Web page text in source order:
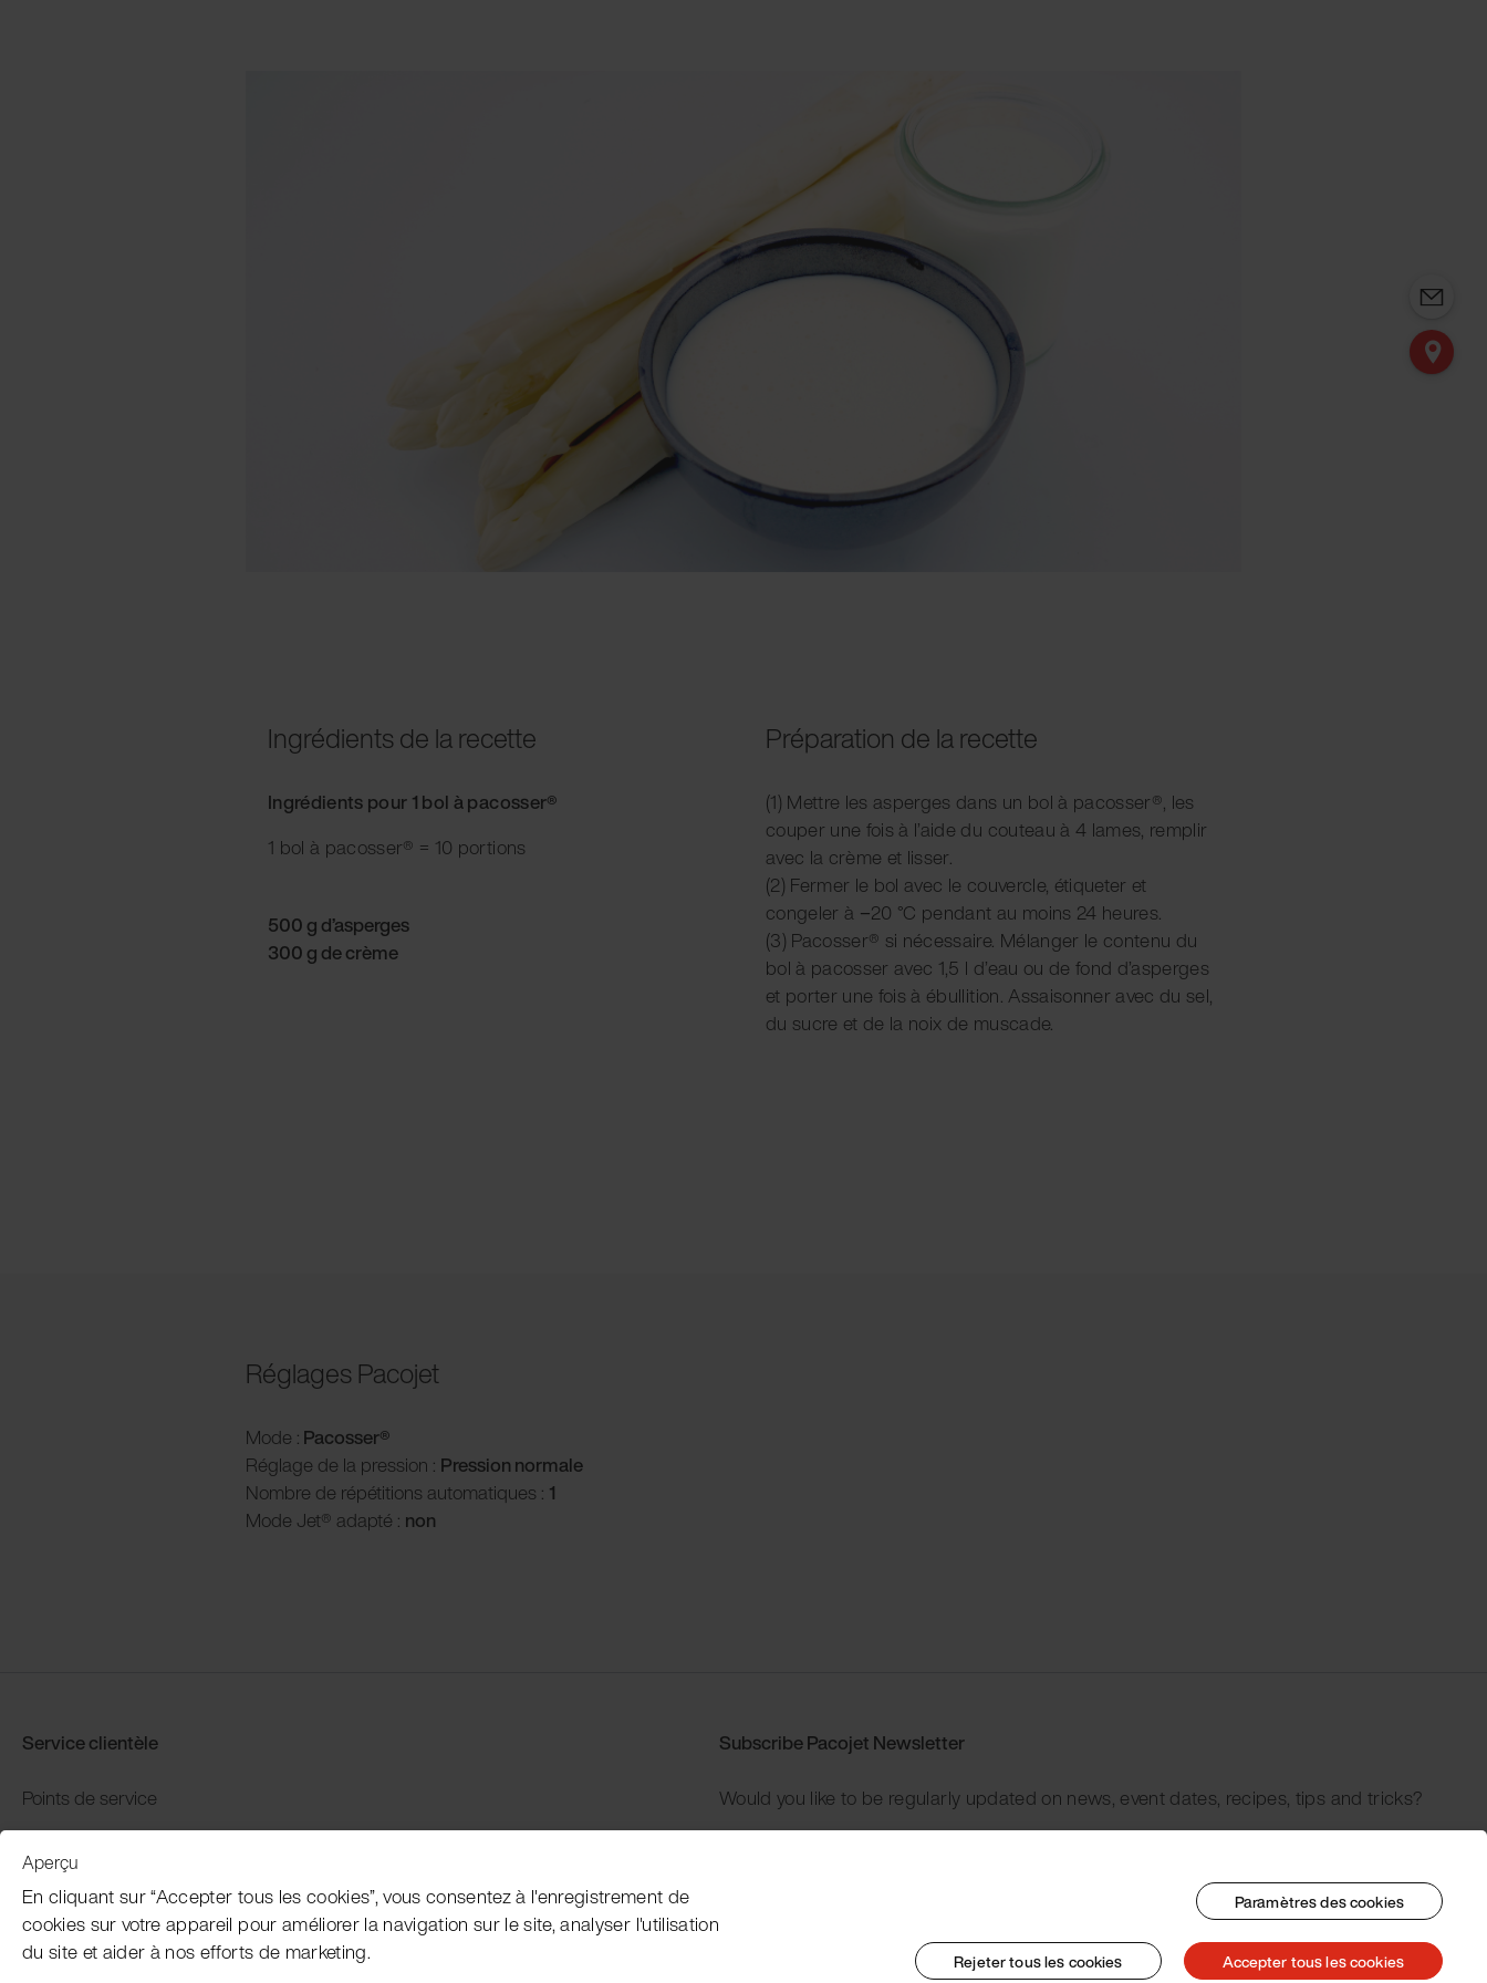
Ingrédients de la recette
Ingrédients pour 1 bol à pacosser®
1 bol à pacosser® = 10 portions
500 g d’asperges
300 g de crème
Préparation de la recette
(1) Mettre les asperges dans un bol à pacosser®, les
couper une fois à l’aide du couteau à 4 lames, remplir
avec la crème et lisser.
(2) Fermer le bol avec le couvercle, étiqueter et
congeler à −20 °C pendant au moins 24 heures.
(3) Pacosser® si nécessaire. Mélanger le contenu du
bol à pacosser avec 1,5 l d’eau ou de fond d’asperges
et porter une fois à ébullition. Assaisonner avec du sel,
du sucre et de la noix de muscade.
Réglages Pacojet
Mode : Pacosser®
Réglage de la pression : Pression normale
Nombre de répétitions automatiques : 1
Mode Jet® adapté : non
Service clientèle
Points de service
Distributors
Garantie et retour
Paiement et expédition
Subscribe Pacojet Newsletter
Would you like to be regularly updated on news, event dates, recipes, tips and tricks?
Aperçu
En cliquant sur “Accepter tous les cookies”, vous consentez à l'enregistrement de
cookies sur votre appareil pour améliorer la navigation sur le site, analyser l'utilisation
du site et aider à nos efforts de marketing.
Paramètres des cookies
Rejeter tous les cookies Accepter tous les cookies